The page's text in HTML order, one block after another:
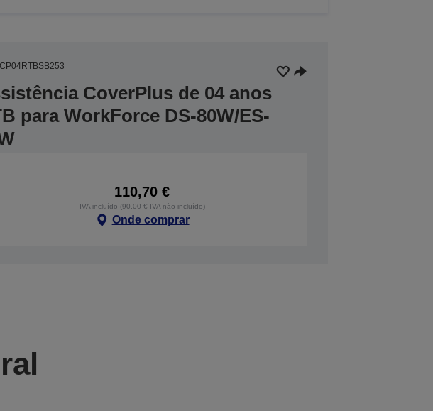
CoverPlus de 04 anos
para WorkForce DS-80W/ES-
110,70 €
IVA incluído (90,00 € IVA não incluído)
Onde comprar